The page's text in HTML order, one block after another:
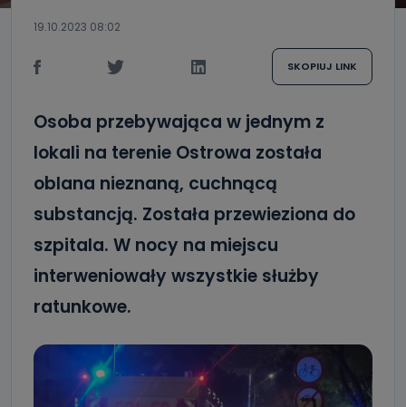
19.10.2023 08:02
SKOPIUJ LINK
Osoba przebywająca w jednym z
lokali na terenie Ostrowa została
oblana nieznaną, cuchnącą
substancją. Została przewieziona do
szpitala. W nocy na miejscu
interweniowały wszystkie służby
ratunkowe.